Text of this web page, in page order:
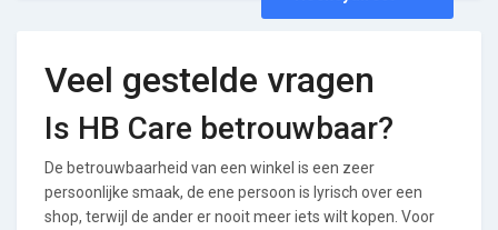
Veel gestelde vragen
Is HB Care betrouwbaar?
De betrouwbaarheid van een winkel is een zeer
persoonlijke smaak, de ene persoon is lyrisch over een
shop, terwijl de ander er nooit meer iets wilt kopen. Voor